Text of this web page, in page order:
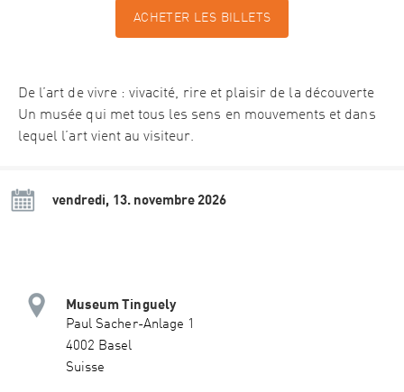
ACHETER LES BILLETS
De l’art de vivre : vivacité, rire et plaisir de la découverte
Un musée qui met tous les sens en mouvements et dans
lequel l’art vient au visiteur.
vendredi, 13. novembre 2026
Museum Tinguely
Paul Sacher-Anlage 1
4002 Basel
Suisse